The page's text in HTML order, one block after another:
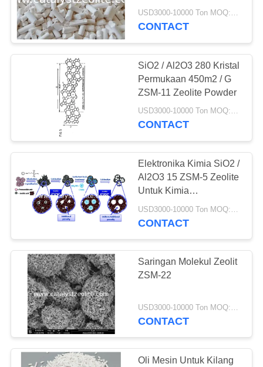
KUALITAS
HUBUNGI
BERITA
KASUS
SITEMAP
PRIVACY
POLICY
USD3000-10000 Ton MOQ:1 KG
CONTACT
SiO2 / Al2O3 280 Kristal
Permukaan 450m2 / G
ZSM-11 Zeolite Powder
USD3000-10000 Ton MOQ:1 KG
CONTACT
Elektronika Kimia SiO2 /
Al2O3 15 ZSM-5 Zeolite
Untuk Kimia
Pengilangan Minyak
CONTACT
Saringan Molekul Zeolit ​​
ZSM-22
USD3000-10000 Ton MOQ:1 KG
CONTACT
Oli Mesin Untuk Kilang